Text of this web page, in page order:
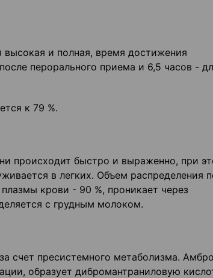
и полная, время достижения
перорального приема и 6,5 часов -
к 79 %.
происходит быстро и выраженно, при
в легких. Объем распределения
крови - 90 %, проникает через
с грудным молоком.
счет пресистемного метаболизма.
образует дибромантраниловую